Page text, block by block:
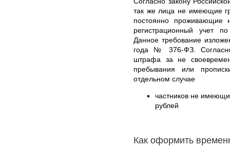
так же лица не имеющие
постоянно проживающие
регистрационный учет
Данное требование
года № 376-ФЗ.
штрафа за не
пребывания или
отдельном случае
частников не
рублей
Как оформить